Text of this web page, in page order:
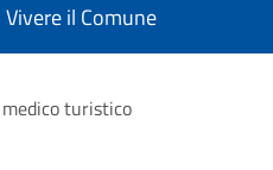
Vivere il Comune
turistico